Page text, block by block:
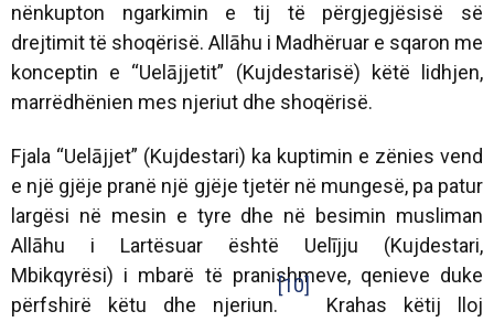
nënkupton ngarkimin e tij të përgjegjësisë së
drejtimit të shoqërisë. Allāhu i Madhëruar e sqaron me
konceptin e “Uelājjetit” (Kujdestarisë) këtë lidhjen,
marrëdhënien mes njeriut dhe shoqërisë.
Fjala “Uelājjet” (Kujdestari) ka kuptimin e zënies vend
e një gjëje pranë një gjëje tjetër në mungesë, pa patur
largësi në mesin e tyre dhe në besimin musliman
Allāhu i Lartësuar është Uelījju (Kujdestari,
Mbikqyrësi) i mbarë të pranishmeve, qenieve duke
përfshirë këtu dhe njeriun.
[10]
Krahas këtij lloj